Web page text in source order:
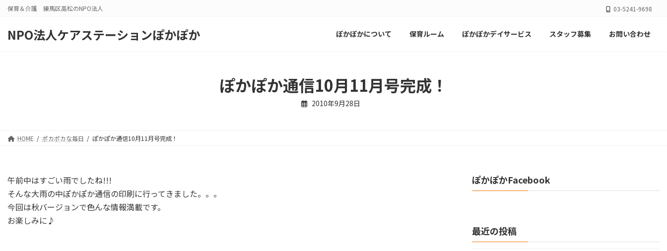
保育＆介護 練馬区高松のNPO法人 03-5241-9698
NPO法人ケアステーションぽかぽか ぽかぽかについて 保育ルーム ぽかぽかデイサービス スタッフ募集 お問い合わせ
ぽかぽか通信10月11月号完成！
2010年9月28日
HOME ポカポカな毎日 ぽかぽか通信10月11月号完成！
午前中はすごい雨でしたね!!!
そんな大雨の中ぽかぽか通信の印刷に行ってきました。。。
今回は秋バージョンで色んな情報満載です。
お楽しみに♪
ぽかぽかFacebook
最近の投稿